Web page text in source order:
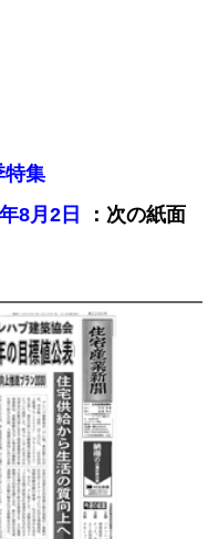
特集
8月2日
：次の紙面